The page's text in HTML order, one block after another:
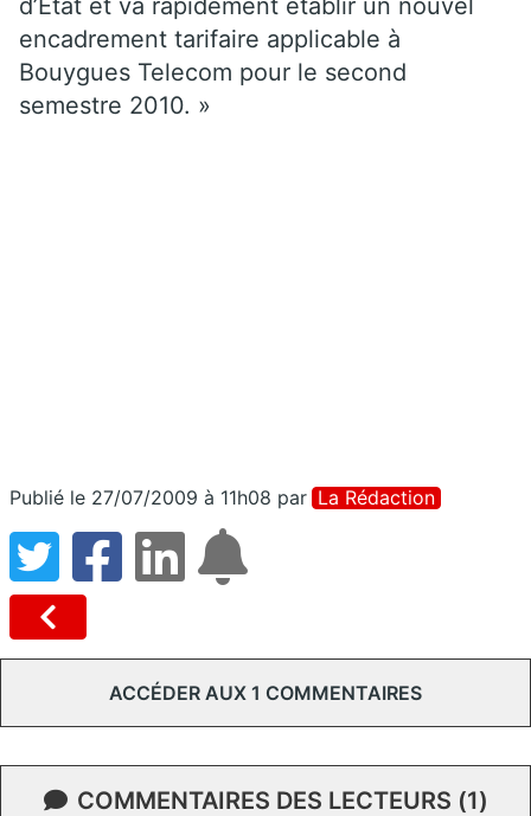
d’Etat et va rapidement établir un nouvel
encadrement tarifaire applicable à
Bouygues Telecom pour le second
semestre 2010. »
Publié le 27/07/2009 à 11h08 par La Rédaction
ACCÉDER AUX 1 COMMENTAIRES
COMMENTAIRES DES LECTEURS (1)